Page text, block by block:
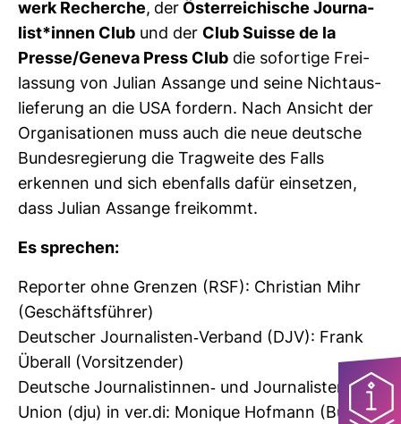
werk Recherche, der Öster­rei­chi­sche Jour­na­
list*innen Club und der Club Suisse de la
Presse/Geneva Press Club die sofor­tige Frei­
las­sung von Julian Assange und seine Nicht­aus­
lie­fe­rung an die USA for­dern. Nach Ansicht der
Orga­ni­sa­tionen muss auch die neue deut­sche
Bun­des­re­gie­rung die Trag­weite des Falls
erkennen und sich eben­falls dafür ein­setzen,
dass Julian Assange frei­kommt.
Es spre­chen:
Reporter ohne Grenzen (RSF): Chris­tian Mihr
(Geschäfts­führer)
Deut­scher Jour­na­listen-​Ver­band (DJV): Frank
Überall (Vor­sit­zender)
Deut­sche Jour­na­lis­tinnen-​ und Jour­na­listen-​
Union (dju) in ver.di: Monique Hof­mann (Bun­